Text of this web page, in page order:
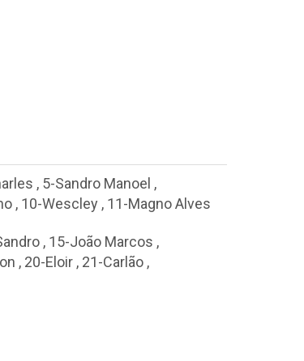
, 5-Sandro Manoel ,
, 10-Wescley , 11-Magno Alves
, 15-João Marcos ,
, 20-Eloir , 21-Carlão ,